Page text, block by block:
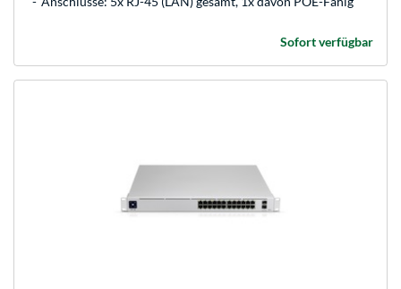
Sofort verfügbar